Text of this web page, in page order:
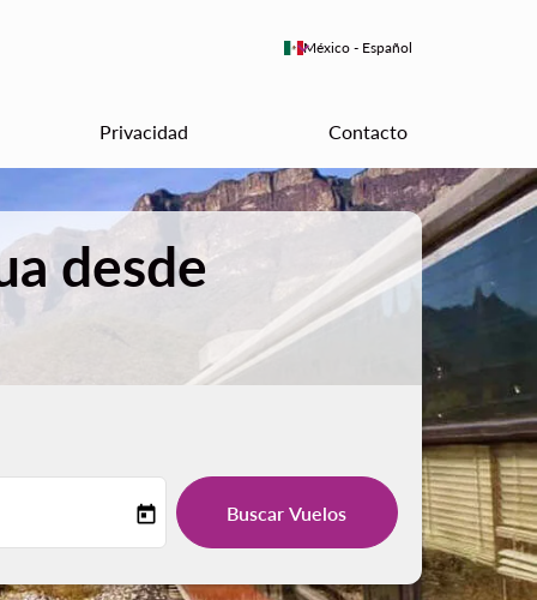
México - Español
keyboard_arrow_down
Privacidad Contacto
desde
today Buscar Vuelos